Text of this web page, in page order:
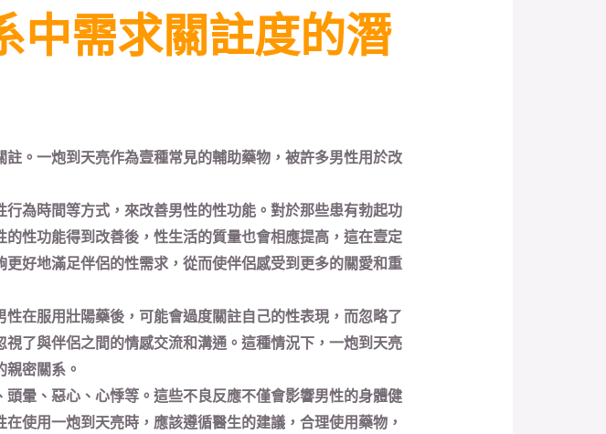
中需求關註度的潛
。一炮到天亮作為壹種常見的輔助藥物，被許多男性用於改
為時間等方式，來改善男性的性功能。對於那些患有勃起功
性功能得到改善後，性生活的質量也會相應提高，這在壹定
好地滿足伴侶的性需求，從而使伴侶感受到更多的關愛和重
在服用壯陽藥後，可能會過度關註自己的性表現，而忽略了
了與伴侶之間的情感交流和溝通。這種情況下，一炮到天亮
密關系。
暈、惡心、心悸等。這些不良反應不僅會影響男性的身體健
使用一炮到天亮時，應該遵循醫生的建議，合理使用藥物，